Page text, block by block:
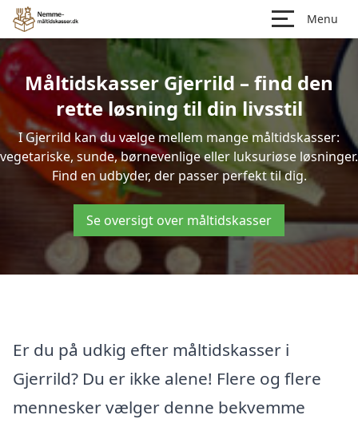
Menu
Måltidskasser Gjerrild – find den
rette løsning til din livsstil
I Gjerrild kan du vælge mellem mange måltidskasser:
vegetariske, sunde, børnevenlige eller luksuriøse løsninger.
Find en udbyder, der passer perfekt til dig.
Se oversigt over måltidskasser
Er du på udkig efter måltidskasser i
Gjerrild? Du er ikke alene! Flere og flere
mennesker vælger denne bekvemme